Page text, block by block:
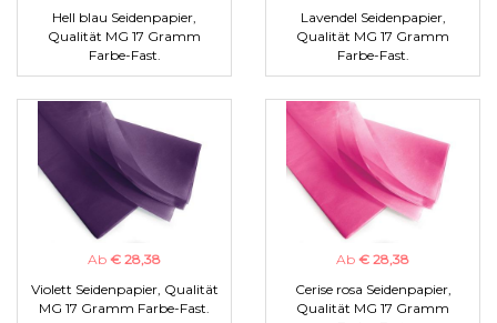
Hell blau Seidenpapier,
Qualität MG 17 Gramm
Farbe-Fast.
Lavendel Seidenpapier,
Qualität MG 17 Gramm
Farbe-Fast.
Ab € 28,38
Violett Seidenpapier, Qualität
MG 17 Gramm Farbe-Fast.
Ab € 28,38
Cerise rosa Seidenpapier,
Qualität MG 17 Gramm